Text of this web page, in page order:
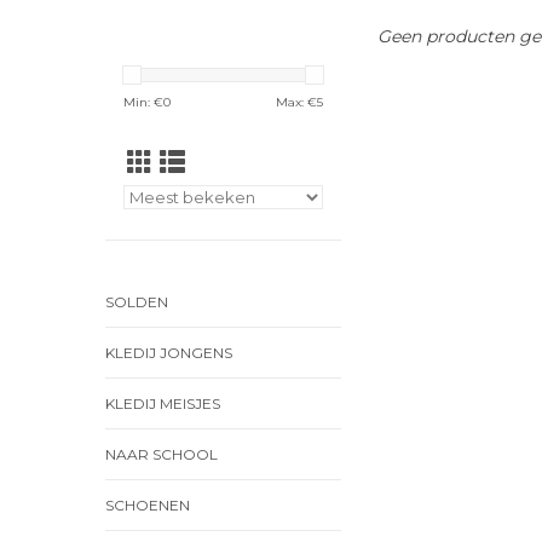
Min: €0 Max: €5
SOLDEN
KLEDIJ JONGENS
KLEDIJ MEISJES
NAAR SCHOOL
SCHOENEN
Geen producten